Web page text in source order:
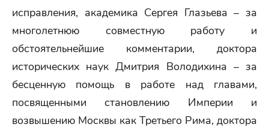
исправления, академика Сергея Глазьева – за
многолетнюю совместную работу и
обстоятельнейшие комментарии, доктора
исторических наук Дмитрия Володихина – за
бесценную помощь в работе над главами,
посвященными становлению Империи и
возвышению Москвы как Третьего Рима, доктора